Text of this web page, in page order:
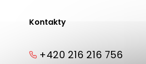
Kontakty
+420 216 216 756